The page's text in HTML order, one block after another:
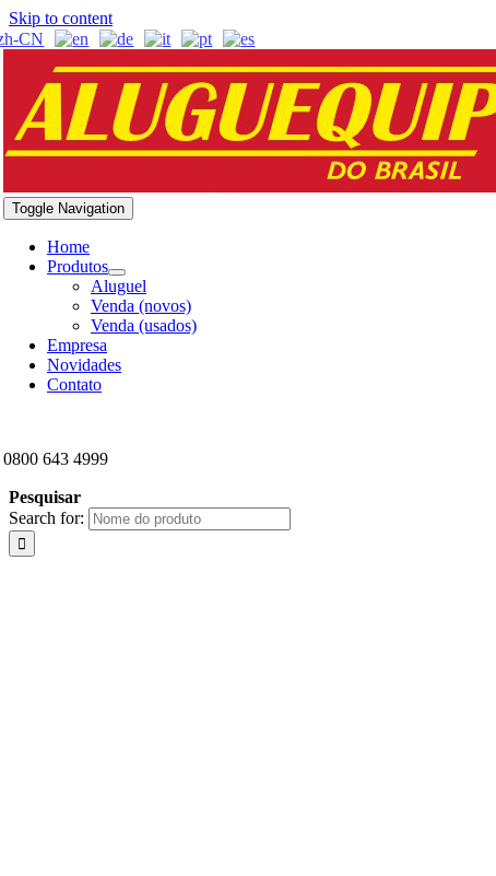
Skip to content
Toggle Navigation
Home
Produtos
Aluguel
Venda (novos)
Venda (usados)
Empresa
Novidades
Contato
0800 643 4999
Pesquisar
Search for: